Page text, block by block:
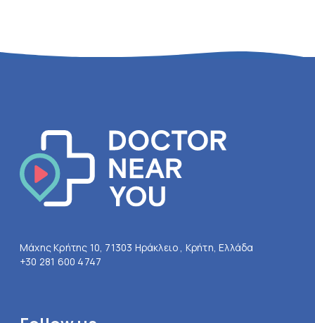
Μάχης Κρήτης 10, 71303 Ηράκλειο , Κρήτη, Ελλάδα
+30 281 600 4747